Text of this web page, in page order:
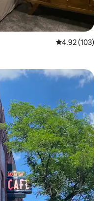
평점 4.92점(5
4.92 (103)